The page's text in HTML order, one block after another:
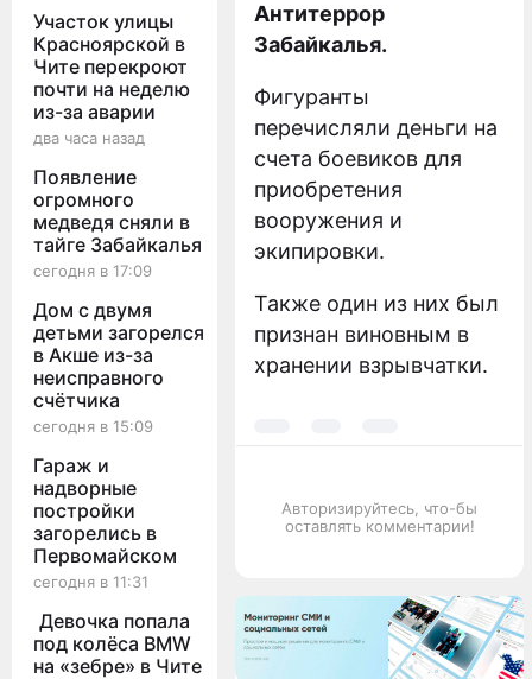
Участок улицы
Красноярской в
Чите перекроют
почти на неделю
из-за аварии
два часа назад
Появление
огромного
медведя сняли в
тайге Забайкалья
сегодня в 17:09
Дом с двумя
детьми загорелся
в Акше из-за
неисправного
счётчика
сегодня в 15:09
Гараж и
надворные
постройки
загорелись в
Первомайском
сегодня в 11:31
Девочка попала
под колёса BMW
на «зебре» в Чите
Антитеррор
Забайкалья.
Фигуранты
перечисляли деньги на
счета боевиков для
приобретения
вооружения и
экипировки.
Также один из них был
признан виновным в
хранении взрывчатки.
Авторизируйтесь, что-бы
оставлять комментарии!